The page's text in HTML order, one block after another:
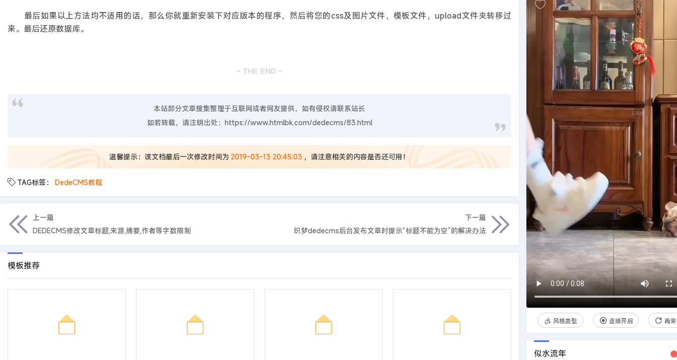
最后如果以上方法均不适用的话，那么你就重新安装下对应版本的程序，然后将您的css及图片文件，模板文件，upload文件夹转移过
来。最后还原数据库。
本站部分文章搜集整理于互联网或者网友提供，如有侵权请联系站长
如若转载，请注明出处： https://www.htmlbk.com/dedecms/83.html
温馨提示：该文档最后一次修改时间为 2019-03-13 20:45:03 ，请注意相关的内容是否还可用！
TAG标签： DedeCMS教程
上一篇
DEDECMS修改文章标题,来源,摘要,作者等字数限制
下一篇
织梦dedecms后台发布文章时提示“标题不能为空”的解决办法
模板推荐
风格类型 连续开启 再
似水流年